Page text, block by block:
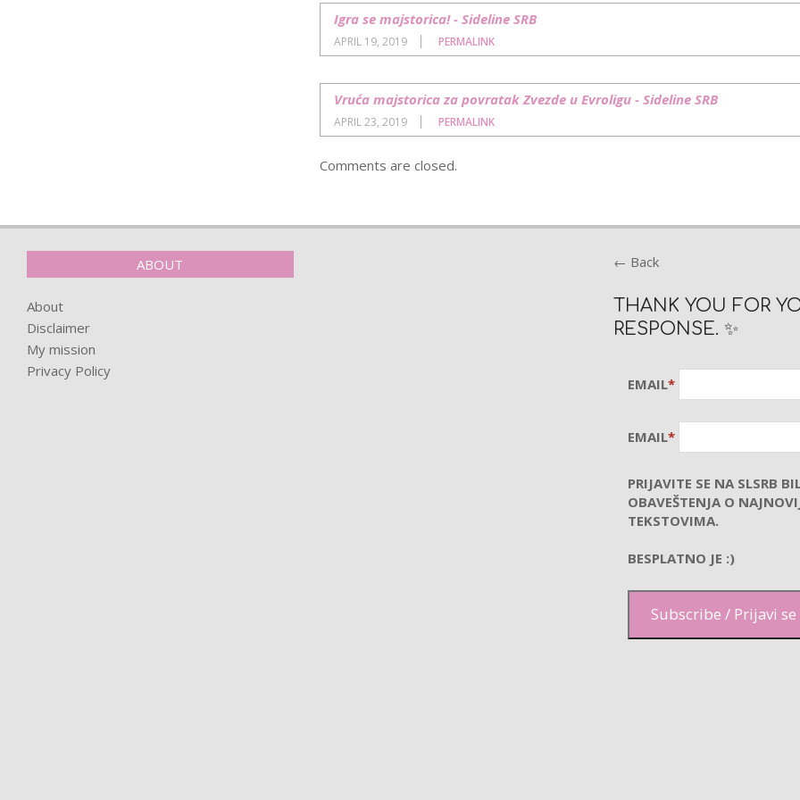
Igra se majstorica! - Sideline SRB
APRIL 19, 2019 PERMALINK
Vruća majstorica za povratak Zvezde u Evroligu - Sideline SRB
APRIL 23, 2019 PERMALINK
Comments are closed.
ABOUT
About
Disclaimer
My mission
Privacy Policy
← Back
THANK YOU FOR
RESPONSE. ✨
EMAIL*
EMAIL*
PRIJAVITE SE NA SLSRB
OBAVEŠTENJA O
TEKSTOVIMA.
BESPLATNO JE :)
Subscribe / Prijavi se